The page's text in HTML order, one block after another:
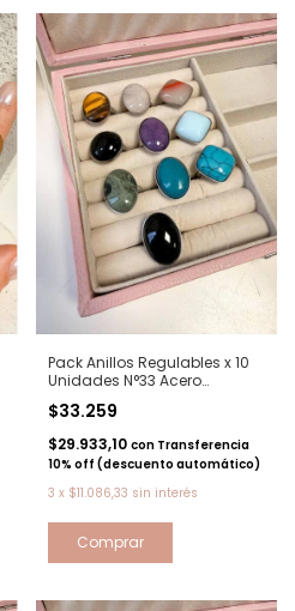
Pack Anillos Regulables x 10
Unidades N°33 Acero
$33.259
$29.933,10 con Transferencia
10% off (descuento automático)
3 x $11.086,33 sin interés